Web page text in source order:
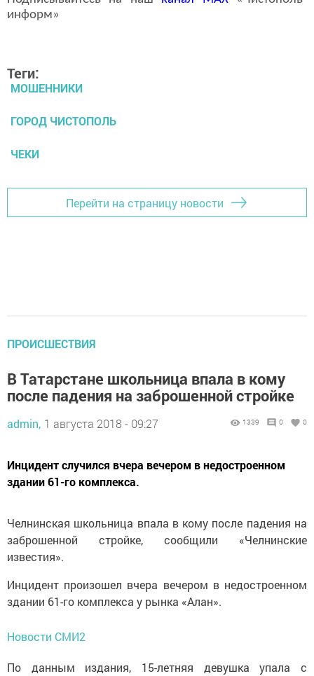
информ»
Теги:
МОШЕННИКИ
ГОРОД ЧИСТОПОЛЬ
ЧЕКИ
Перейти на страницу новости
ПРОИСШЕСТВИЯ
В Татарстане школьница впала в кому
после падения на заброшенной стройке
admin, 1 августа 2018 - 09:27 1339 0 0
Инцидент случился вчера вечером в недостроенном
здании 61-го комплекса.
Челнинская школьница впала в кому после падения на
заброшенной стройке, сообщили «Челнинские
известия».
Инцидент произошел вчера вечером в недостроенном
здании 61-го комплекса у рынка «Алан».
Новости СМИ2
По данным издания, 15-летняя девушка упала с